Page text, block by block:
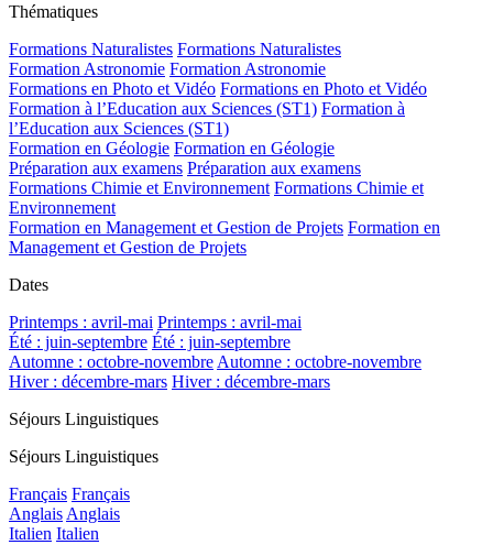
Thématiques
Formations Naturalistes Formations Naturalistes
Formation Astronomie Formation Astronomie
Formations en Photo et Vidéo Formations en Photo et Vidéo
Formation à l’Education aux Sciences (ST1) Formation à
l’Education aux Sciences (ST1)
Formation en Géologie Formation en Géologie
Préparation aux examens Préparation aux examens
Formations Chimie et Environnement Formations Chimie et
Environnement
Formation en Management et Gestion de Projets Formation en
Management et Gestion de Projets
Dates
Printemps : avril-mai Printemps : avril-mai
Été : juin-septembre Été : juin-septembre
Automne : octobre-novembre Automne : octobre-novembre
Hiver : décembre-mars Hiver : décembre-mars
Séjours Linguistiques
Séjours Linguistiques
Français Français
Anglais Anglais
Italien Italien